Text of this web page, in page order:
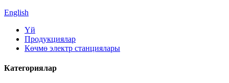
English
Үй
Продукциялар
Көчмө электр станциялары
Категориялар